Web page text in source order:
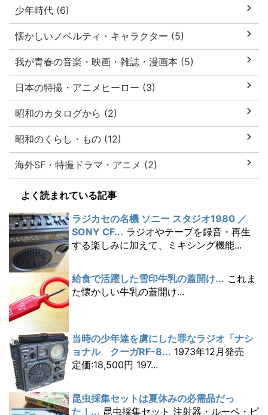
少年時代 (6)
懐かしいノベルティ・キャラクター (5)
我が青春の音楽・映画・雑誌・漫画本 (5)
日本の特撮・アニメヒーロー (3)
昭和のカタログから (2)
昭和のくらし・もの (12)
海外SF・特撮ドラマ・アニメ (2)
よく読まれている記事
ラジカセの名機 ソニー スタジオ1980 ／
SONY CF... ラジオやテープを録音・再生
する楽しみに加えて、ミキシング機能...
給食で活躍した雪印牛乳の蓋開け... これま
た懐かしい牛乳の蓋開け...
当時の少年達を虜にした罪なラジオ「ナシ
ョナル クーガRF-8... 1973年12月発売
定価:18,500円 197...
昆虫採集セットは夏休みの必需品だっ
た！... 昆虫採集セット 注射器・ルーペ・ピ